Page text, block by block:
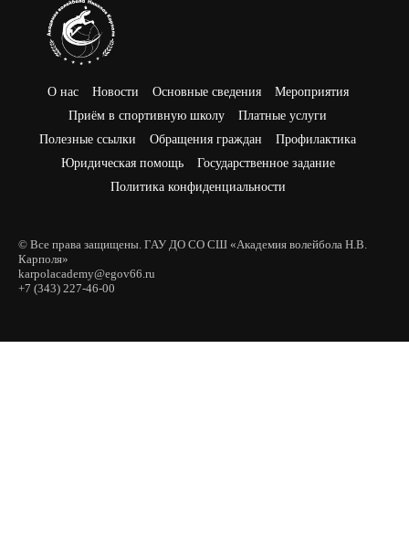
О нас Новости Основные сведения
Мероприятия
Приём в спортивную школу
Платные услуги
Полезные ссылки
Обращения граждан
Профилактика
Юридическая помощь
Государственное задание
Политика конфиденциальности
© Все права защищены. ГАУ ДО СО СШ «Академия волейбола Н.В.
Карполя»
karpolacademy@egov66.ru
+7 (343) 227-46-00